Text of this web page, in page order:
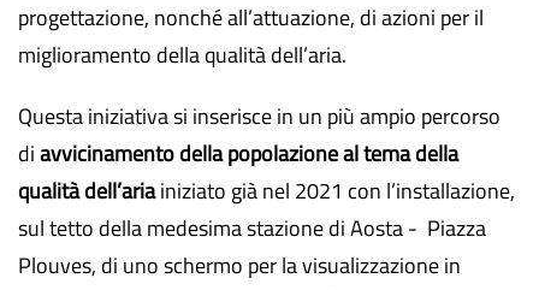
progettazione, nonché all’attuazione, di azioni per il
miglioramento della qualità dell’aria.
Questa iniziativa si inserisce in un più ampio percorso
diavvicinamento della popolazione al tema della
qualità dell’ariainiziato già nel 2021 con l’installazione,
sul tetto della medesima stazione di Aosta - Piazza
Plouves, di uno schermo per la visualizzazione in